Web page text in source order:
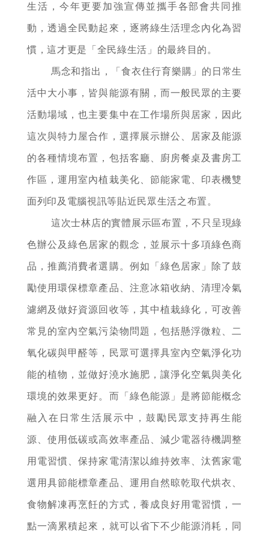
生活，今年更要加強宣傳並攜手各部會共同推
動，透過全民動起來，逐將綠生活理念內化為習
慣，這才更是「全民綠生活」的最終目的。
馬念和指出，「食衣住行育樂購」的日常生
活中大小事，皆與能源有關，而一般民眾的主要
活動場域，也主要集中在工作場所與居家，因此
這次與特力屋合作，選擇展示辦公、居家及能源
的各種情境布置，包括客廳、廚房餐桌及書房工
作區，運用室內植栽美化、節能家電、印表機雙
面列印及電腦視訊等貼近民眾生活之布置。
這次士林店的實體展示區布置，不只呈現綠
色辦公及綠色居家的觀念，並展示十多項綠色商
品，推薦消費者選購。例如「綠色居家」除了鼓
勵使用環保標章產品、注意冰箱收納、清理冷氣
濾網及做好資源回收等，其中植栽綠化，可改善
常見的室內空氣污染物問題，包括懸浮微粒、二
氧化碳與甲醛等，民眾可選擇具室內空氣淨化功
能的植物，並做好澆水施肥，讓淨化空氣與美化
環境的效果更好。而「綠色能源」是將節能概念
融入在日常生活展示中，鼓勵民眾支持再生能
源、使用低碳或高效率產品、減少電器待機調整
用電習慣、保持家電清潔以維持效率、汰舊家電
選用具節能標章產品、運用自然晾乾取代烘衣、
食物解凍再烹飪的方式，養成良好用電習慣，一
點一滴累積起來，就可以省下不少能源消耗，同